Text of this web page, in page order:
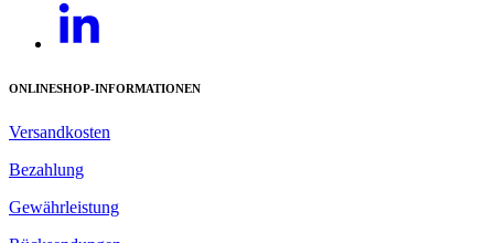
ONLINESHOP-INFORMATIONEN
Versandkosten
Bezahlung
Gewährleistung